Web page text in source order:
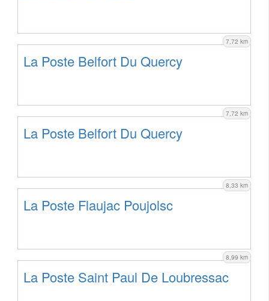
7,72 km
La Poste Belfort Du Quercy
7,72 km
La Poste Belfort Du Quercy
8,33 km
La Poste Flaujac Poujolsc
8,99 km
La Poste Saint Paul De Loubressac